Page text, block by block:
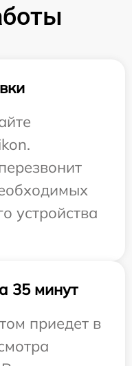
устройства
35 минут
приедет в